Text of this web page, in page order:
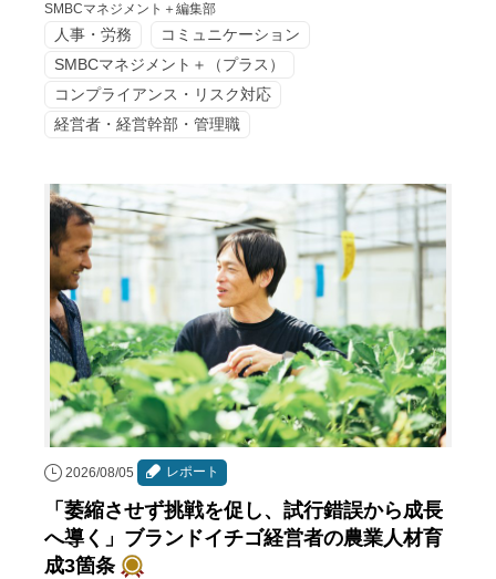
SMBCマネジメント＋編集部
人事・労務
コミュニケーション
SMBCマネジメント＋（プラス）
コンプライアンス・リスク対応
経営者・経営幹部・管理職
2026/08/05 レポート
「萎縮させず挑戦を促し、試行錯誤から成長
へ導く」ブランドイチゴ経営者の農業人材育
成3箇条